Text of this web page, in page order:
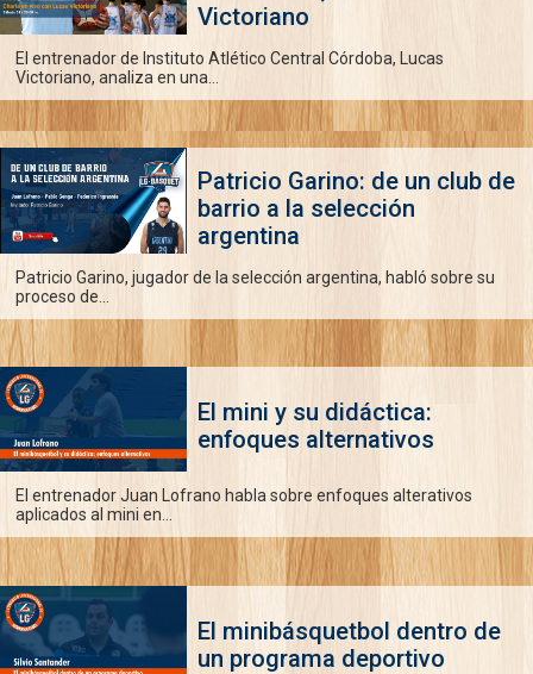
Victoriano
El entrenador de Instituto Atlético Central Córdoba, Lucas
Victoriano, analiza en una...
Patricio Garino: de un club de
barrio a la selección
argentina
Patricio Garino, jugador de la selección argentina, habló sobre su
proceso de...
El mini y su didáctica:
enfoques alternativos
El entrenador Juan Lofrano habla sobre enfoques alterativos
aplicados al mini en...
El minibásquetbol dentro de
un programa deportivo